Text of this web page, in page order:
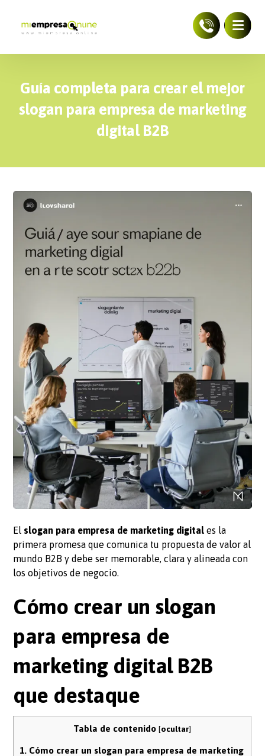
Guía completa para crear el mejor
slogan para empresa de marketing
digital B2B
El slogan para empresa de marketing digital es la
primera promesa que comunica tu propuesta de valor al
mundo B2B y debe ser memorable, clara y alineada con
los objetivos de negocio.
Cómo crear un slogan
para empresa de
marketing digital B2B
que destaque
Tabla de contenido [ocultar]
1. Cómo crear un slogan para empresa de marketing